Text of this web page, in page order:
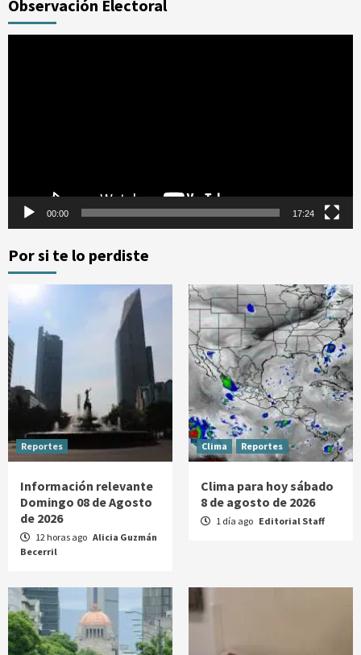
Observación Electoral
00:00 17:24
Por si te lo perdiste
Reportes
Información relevante
Domingo 08 de Agosto
de 2026
12 horas ago Alicia Guzmán
Becerril
Clima Reportes
Clima para hoy sábado
8 de agosto de 2026
1 día ago Editorial Staff